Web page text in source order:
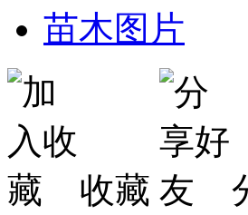
苗木图片
收藏